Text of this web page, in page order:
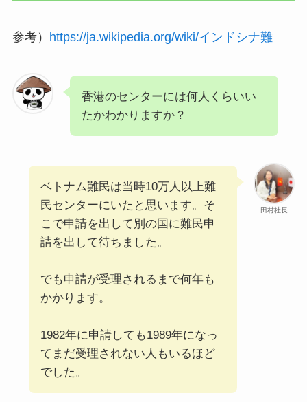
参考） https://ja.wikipedia.org/wiki/インドシナ難
香港のセンターには何人くらいい
たかわかりますか？
田村社長
ベトナム難民は当時10万人以上難
民センターにいたと思います。そ
こで申請を出して別の国に難民申
請を出して待ちました。
でも申請が受理されるまで何年も
かかります。
1982年に申請しても1989年になっ
てまだ受理されない人もいるほど
でした。